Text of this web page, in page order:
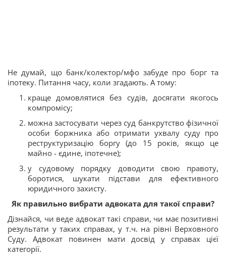
Не думай, що банк/колектор/мфо забуде про борг та
іпотеку. Питання часу, коли згадають. А тому:
краще домовлятися без судів, досягати якогось
компромісу;
можна застосувати через суд банкрутство фізичної
особи боржника або отримати ухвалу суду про
реструктуризацію боргу (до 15 років, якщо це
майно - єдине, іпотечне);
у судовому порядку доводити свою правоту,
боротися, шукати підстави для ефективного
юридичного захисту.
Як правильно вибрати адвоката для такої справи?
Дізнайся, чи веде адвокат такі справи, чи має позитивні
результати у таких справах, у т.ч. на рівні Верховного
Суду. Адвокат повинен мати досвід у справах цієї
категорії.